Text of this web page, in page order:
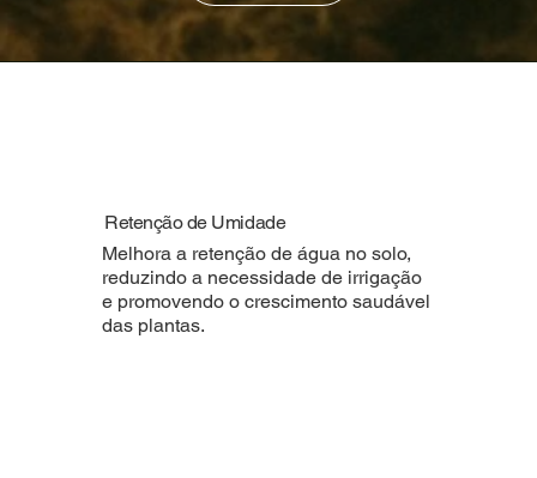
Retenção de Umidade
Melhora a retenção de água no solo,
reduzindo a necessidade de irrigação
e promovendo o crescimento saudável
das plantas.